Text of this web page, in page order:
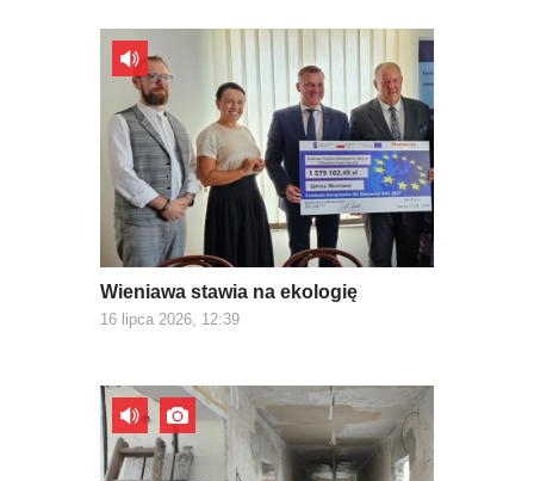
Wieniawa stawia na ekologię
16 lipca 2026, 12:39